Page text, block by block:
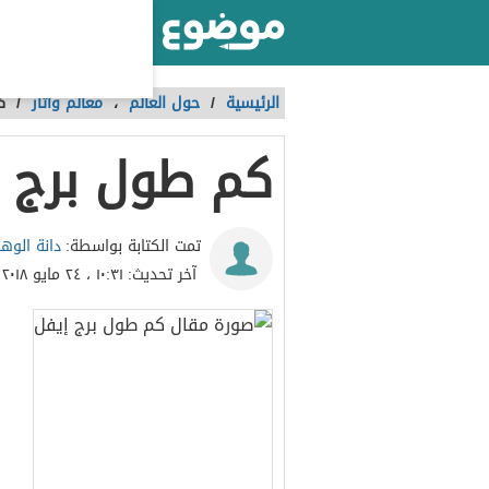
الرئيسية / حول العالم،معالم وآثار /
كم طول برج
تمت الكتابة بواسطة:دانة
آخر تحديث: ١٠:٣١ ، ٢٤ مايو ٢٠١٨